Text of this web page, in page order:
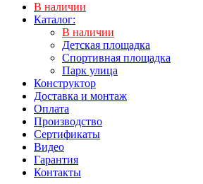
В наличии
Каталог:
В наличии
Детская площадка
Спортивная площадка
Парк улица
Конструктор
Доставка и монтаж
Оплата
Производство
Сертификаты
Видео
Гарантия
Контакты